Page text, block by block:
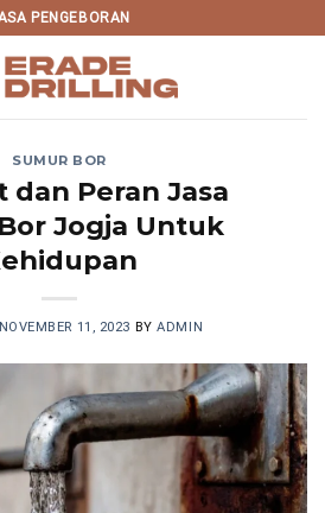
PENGEBORAN
SUMUR BOR
dan Peran Jasa
Jogja Untuk
NOVEMBER 11, 2023 BYADMIN